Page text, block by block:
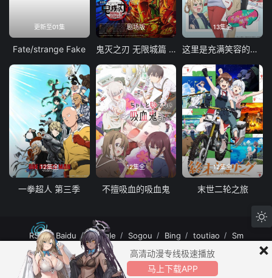
更新至01集
Fate/strange Fake
剧场版
鬼灭之刃 无限城篇 第一章 猗窝座再袭
13集全
这里是充满笑容的职场。
12集全
一拳超人 第三季
12集全
不擅吸血的吸血鬼
12集全
末世二轮之旅
RSS Baidu Google Sogou Bing toutiao Sm
MuteFun动漫网站-无声乐趣-(゜-゜)つロ 干杯~MuteFun动漫网站所有内容均来
自互联网分享站点所提供的公开引用资源，未提供资源上传、存储服务。
×
高清动漫专线极速播放
马上下载APP